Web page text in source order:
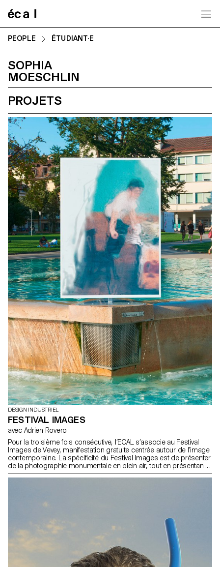
PEOPLE ÉTUDIANT·E
SOPHIA
MOESCHLIN
PROJETS
DESIGN INDUSTRIEL
FESTIVAL IMAGES
avec Adrien Rovero
Pour la troisième fois consécutive, l’ECAL s’associe au Festival
Images de Vevey, manifestation gratuite centrée autour de l’image
contemporaine. La spécificité du Festival Images est de présenter
de la photographie monumentale en plein air, tout en présentant
des projets autours de l’image dans un sens plus large en